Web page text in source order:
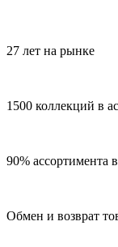
27 лет на рынке
1500 коллекций в
90% ассортимента
Обмен и возврат